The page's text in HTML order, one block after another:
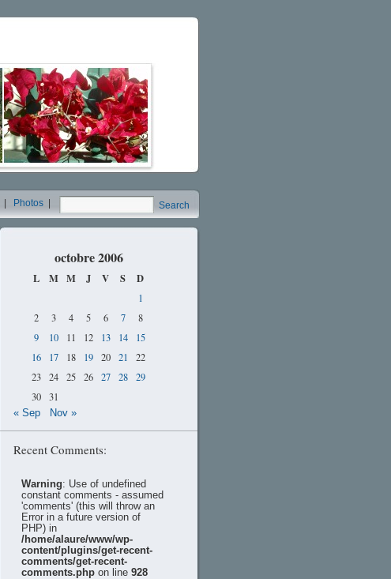
Search
Photos
octobre 2006
L M M J V S D
1
2
3 4 5 6 7
8
9
10 11 12 13 14
15
16
17 18 19 20 21
22
23 24 25 26 27 28
29
30 31
« Sep Nov »
Recent Comments:
Warning: Use of undefined
constant comments - assumed
'comments' (this will throw an
Error in a future version of
PHP) in
/home/alaure/www/wp-
content/plugins/get-recent-
comments/get-recent-
comments.php on line 928